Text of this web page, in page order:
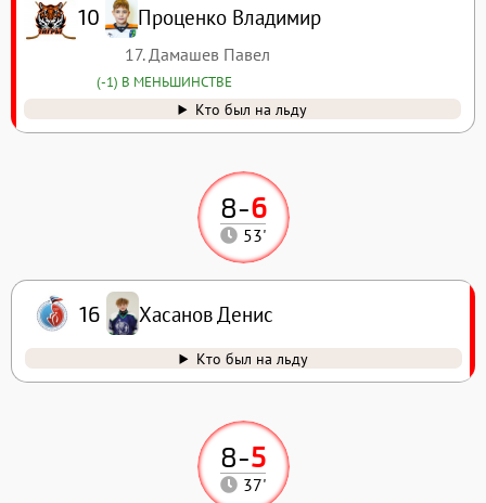
8-5
37'
8-6
53'
16 Хасанов Денис
Кто был на льду
10 Проценко Владимир
17. Дамашев Павел
(-1) В МЕНЬШИНСТВЕ
Кто был на льду